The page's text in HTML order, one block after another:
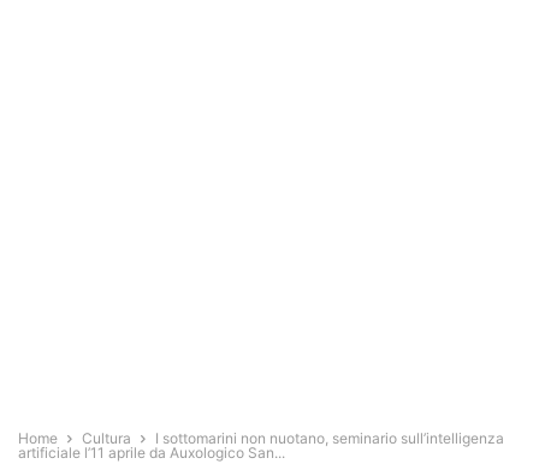
Home Cultura
I sottomarini non nuotano, seminario sull’intelligenza
artificiale l’11 aprile da Auxologico San...